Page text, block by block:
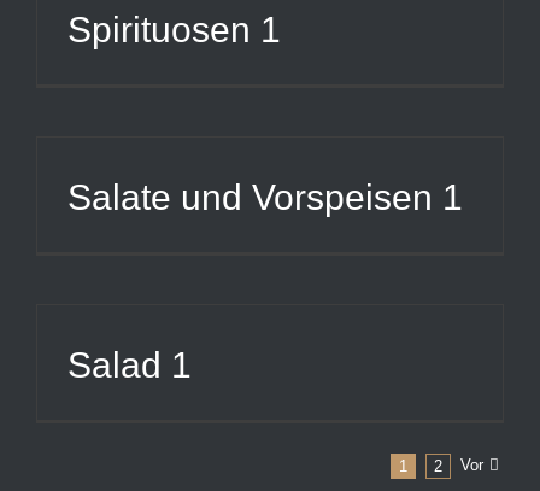
Spirituosen 1
Salate und Vorspeisen 1
Salad 1
1 2 Vor